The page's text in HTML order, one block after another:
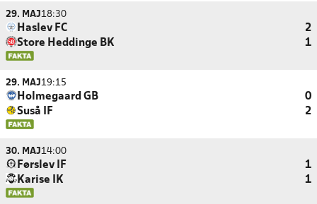
29. MAJ18:30
Haslev FC
2
Store Heddinge BK
1
29. MAJ19:15
Holmegaard GB
0
Suså IF
2
30. MAJ14:00
Førslev IF
1
Karise IK
1